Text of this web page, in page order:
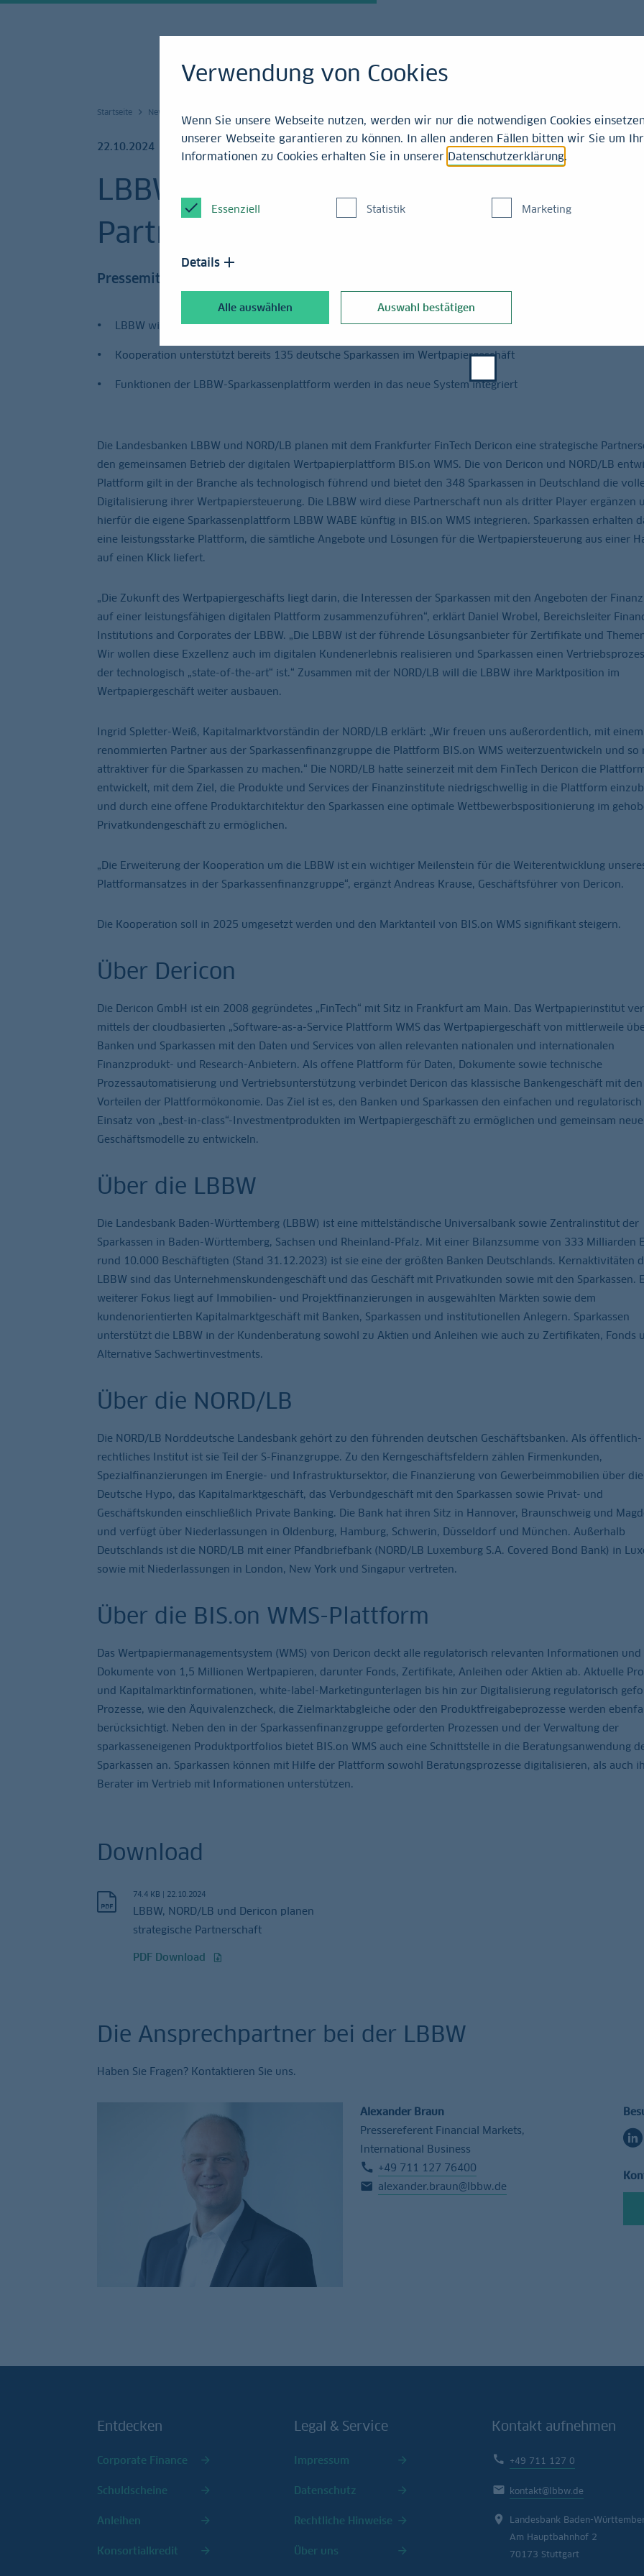
Startseite News und Service
22.10.2024
LBBW, NORD/LB und Dericon planen
Partnerschaft
Pressemitteilung
LBBW wird neben NORD/LB und Dericon Mitbetreiberin der Plattform BIS.on WMS
Kooperation unterstützt bereits 135 deutsche Sparkassen im Wertpapiergeschäft
Funktionen der LBBW-Sparkassenplattform werden in das neue System integriert
Die Landesbanken LBBW und NORD/LB planen mit dem Frankfurter FinTech Dericon eine strategische
den gemeinsamen Betrieb der digitalen Wertpapierplattform BIS.on WMS. Die von Dericon und NORD/LB
Plattform gilt in der Branche als technologisch führend und bietet den 348 Sparkassen in Deutschland die
Digitalisierung ihrer Wertpapiersteuerung. Die LBBW wird diese Partnerschaft nun als dritter Player ergänzen
hierfür die eigene Sparkassenplattform LBBW WABE künftig in BIS.on WMS integrieren. Sparkassen erhalten
eine leistungsstarke Plattform, die sämtliche Angebote und Lösungen für die Wertpapiersteuerung aus einer
auf einen Klick liefert.
„Die Zukunft des Wertpapiergeschäfts liegt darin, die Interessen der Sparkassen mit den Angeboten der
auf einer leistungsfähigen digitalen Plattform zusammenzuführen“, erklärt Daniel Wrobel, Bereichsleiter
Institutions and Corporates der LBBW. „Die LBBW ist der führende Lösungsanbieter für Zertifikate und
Wir wollen diese Exzellenz auch im digitalen Kundenerlebnis realisieren und Sparkassen einen
der technologisch „state-of-the-art“ ist.“ Zusammen mit der NORD/LB will die LBBW ihre Marktposition im
Wertpapiergeschäft weiter ausbauen.
Ingrid Spletter-Weiß, Kapitalmarktvorständin der NORD/LB erklärt: „Wir freuen uns außerordentlich, mit einem
renommierten Partner aus der Sparkassenfinanzgruppe die Plattform BIS.on WMS weiterzuentwickeln und so
attraktiver für die Sparkassen zu machen.“ Die NORD/LB hatte seinerzeit mit dem FinTech Dericon die
entwickelt, mit dem Ziel, die Produkte und Services der Finanzinstitute niedrigschwellig in die Plattform
und durch eine offene Produktarchitektur den Sparkassen eine optimale Wettbewerbspositionierung im
Privatkundengeschäft zu ermöglichen.
„Die Erweiterung der Kooperation um die LBBW ist ein wichtiger Meilenstein für die Weiterentwicklung
Plattformansatzes in der Sparkassenfinanzgruppe“, ergänzt Andreas Krause, Geschäftsführer von Dericon.
Die Kooperation soll in 2025 umgesetzt werden und den Marktanteil von BIS.on WMS signifikant steigern.
Über Dericon
Die Dericon GmbH ist ein 2008 gegründetes „FinTech“ mit Sitz in Frankfurt am Main. Das Wertpapierinstitut
mittels der cloudbasierten „Software-as-a-Service Plattform WMS das Wertpapiergeschäft von mittlerweile
Banken und Sparkassen mit den Daten und Services von allen relevanten nationalen und internationalen
Finanzprodukt- und Research-Anbietern. Als offene Plattform für Daten, Dokumente sowie technische
Prozessautomatisierung und Vertriebsunterstützung verbindet Dericon das klassische Bankengeschäft mit den
Vorteilen der Plattformökonomie. Das Ziel ist es, den Banken und Sparkassen den einfachen und regulatorisch
Einsatz von „best-in-class“-Investmentprodukten im Wertpapiergeschäft zu ermöglichen und gemeinsam neue
Geschäftsmodelle zu entwickeln.
Über die LBBW
Die Landesbank Baden-Württemberg (LBBW) ist eine mittelständische Universalbank sowie Zentralinstitut der
Sparkassen in Baden-Württemberg, Sachsen und Rheinland-Pfalz. Mit einer Bilanzsumme von 333 Milliarden
rund 10.000 Beschäftigten (Stand 31.12.2023) ist sie eine der größten Banken Deutschlands. Kernaktivitäten
LBBW sind das Unternehmenskundengeschäft und das Geschäft mit Privatkunden sowie mit den Sparkassen.
weiterer Fokus liegt auf Immobilien- und Projektfinanzierungen in ausgewählten Märkten sowie dem
kundenorientierten Kapitalmarktgeschäft mit Banken, Sparkassen und institutionellen Anlegern. Sparkassen
unterstützt die LBBW in der Kundenberatung sowohl zu Aktien und Anleihen wie auch zu Zertifikaten, Fonds
Alternative Sachwertinvestments.
Über die NORD/LB
Die NORD/LB Norddeutsche Landesbank gehört zu den führenden deutschen Geschäftsbanken. Als öffentlich-
rechtliches Institut ist sie Teil der S-Finanzgruppe. Zu den Kerngeschäftsfeldern zählen Firmenkunden,
Spezialfinanzierungen im Energie- und Infrastruktursektor, die Finanzierung von Gewerbeimmobilien über die
Deutsche Hypo, das Kapitalmarktgeschäft, das Verbundgeschäft mit den Sparkassen sowie Privat- und
Geschäftskunden einschließlich Private Banking. Die Bank hat ihren Sitz in Hannover, Braunschweig und
und verfügt über Niederlassungen in Oldenburg, Hamburg, Schwerin, Düsseldorf und München. Außerhalb
Deutschlands ist die NORD/LB mit einer Pfandbriefbank (NORD/LB Luxemburg S.A. Covered Bond Bank) in
sowie mit Niederlassungen in London, New York und Singapur vertreten.
Über die BIS.on WMS-Plattform
Das Wertpapiermanagementsystem (WMS) von Dericon deckt alle regulatorisch relevanten Informationen und
Dokumente von 1,5 Millionen Wertpapieren, darunter Fonds, Zertifikate, Anleihen oder Aktien ab. Aktuelle
und Kapitalmarktinformationen, white-label-Marketingunterlagen bis hin zur Digitalisierung regulatorisch
Prozesse, wie den Äquivalenzcheck, die Zielmarktabgleiche oder den Produktfreigabeprozesse werden
berücksichtigt. Neben den in der Sparkassenfinanzgruppe geforderten Prozessen und der Verwaltung der
sparkasseneigenen Produktportfolios bietet BIS.on WMS auch eine Schnittstelle in die Beratungsanwendung
Sparkassen an. Sparkassen können mit Hilfe der Plattform sowohl Beratungsprozesse digitalisieren, als auch
Berater im Vertrieb mit Informationen unterstützen.
Download
74.4 KB | 22.10.2024
LBBW, NORD/LB und Dericon planen
strategische Partnerschaft
PDF Download
Die Ansprechpartner bei der LBBW
Haben Sie Fragen? Kontaktieren Sie uns.
Alexander Braun
Pressereferent Financial Markets,
International Business
+49 711 127 76400
alexander.braun@lbbw.de
Entdecken
Corporate Finance
Schuldscheine
Anleihen
Konsortialkredit
Legal & Service
Impressum
Datenschutz
Rechtliche Hinweise
Über uns
Kontakt aufnehmen
+49 711 127 0
kontakt@lbbw.de
Landesbank Baden-
Am Hauptbahnhof 2
70173 Stuttgart
Verwendung von Cookies
Wenn Sie unsere Webseite nutzen, werden wir nur die notwendigen Cookies
unserer Webseite garantieren zu können. In allen anderen Fällen bitten wir Sie um
Informationen zu Cookies erhalten Sie in unserer Datenschutzerklärung.
Essenziell Statistik Marketing
Details
Alle auswählen Auswahl bestätigen